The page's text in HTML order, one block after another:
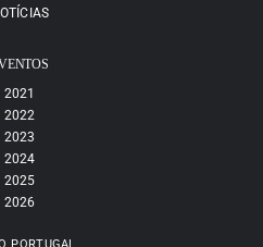
2021
2022
2023
2024
2025
2026
PORTUGAL